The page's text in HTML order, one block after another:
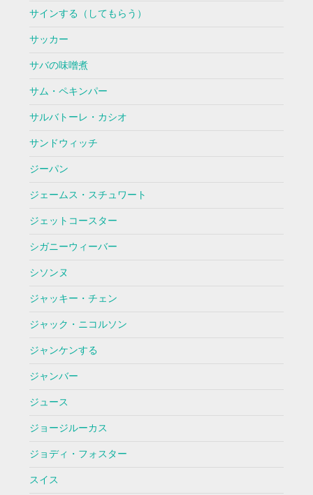
サインする（してもらう）
サッカー
サバの味噌煮
サム・ペキンパー
サルバトーレ・カシオ
サンドウィッチ
ジーパン
ジェームス・スチュワート
ジェットコースター
シガニーウィーバー
シソンヌ
ジャッキー・チェン
ジャック・ニコルソン
ジャンケンする
ジャンバー
ジュース
ジョージルーカス
ジョディ・フォスター
スイス